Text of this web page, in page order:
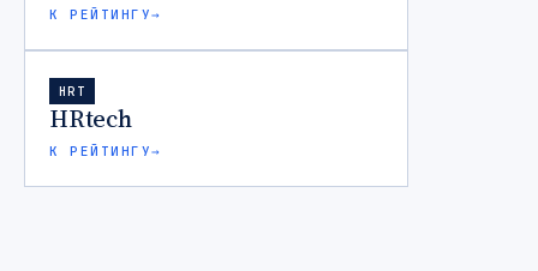
К РЕЙТИНГУ→
HRT
HRtech
К РЕЙТИНГУ→